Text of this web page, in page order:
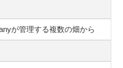
が管理する複数の畑から